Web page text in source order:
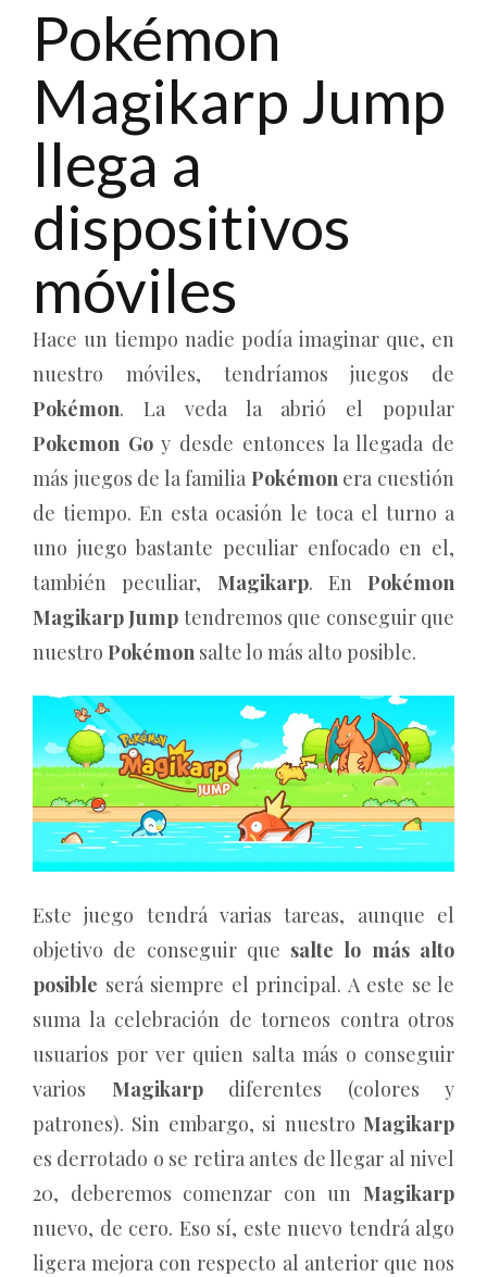
Pokémon
Magikarp Jump
llega a
dispositivos
móviles
Hace un tiempo nadie podía imaginar que, en
nuestro móviles, tendríamos juegos de
Pokémon. La veda la abrió el popular
Pokemon Goy desde entonces la llegada de
más juegos de la familia Pokémonera cuestión
de tiempo. En esta ocasión le toca el turno a
uno juego bastante peculiar enfocado en el,
también peculiar, Magikarp. En Pokémon
Magikarp Jump tendremos que conseguir que
nuestro Pokémon salte lo más alto posible.
Este juego tendrá varias tareas, aunque el
objetivo de conseguir que salte lo más alto
posible será siempre el principal. A este se le
suma la celebración de torneos contra otros
usuarios por ver quien salta más o conseguir
varios Magikarpdiferentes (colores y
patrones). Sin embargo, si nuestro Magikarp
es derrotado o se retira antes de llegar al nivel
20, deberemos comenzar con un Magikarp
nuevo, de cero. Eso sí, este nuevo tendrá algo
ligera mejora con respecto al anterior que nos